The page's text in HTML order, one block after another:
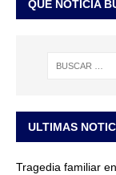
QUÉ NOTICIA
ULTIMAS
Tragedia familiar